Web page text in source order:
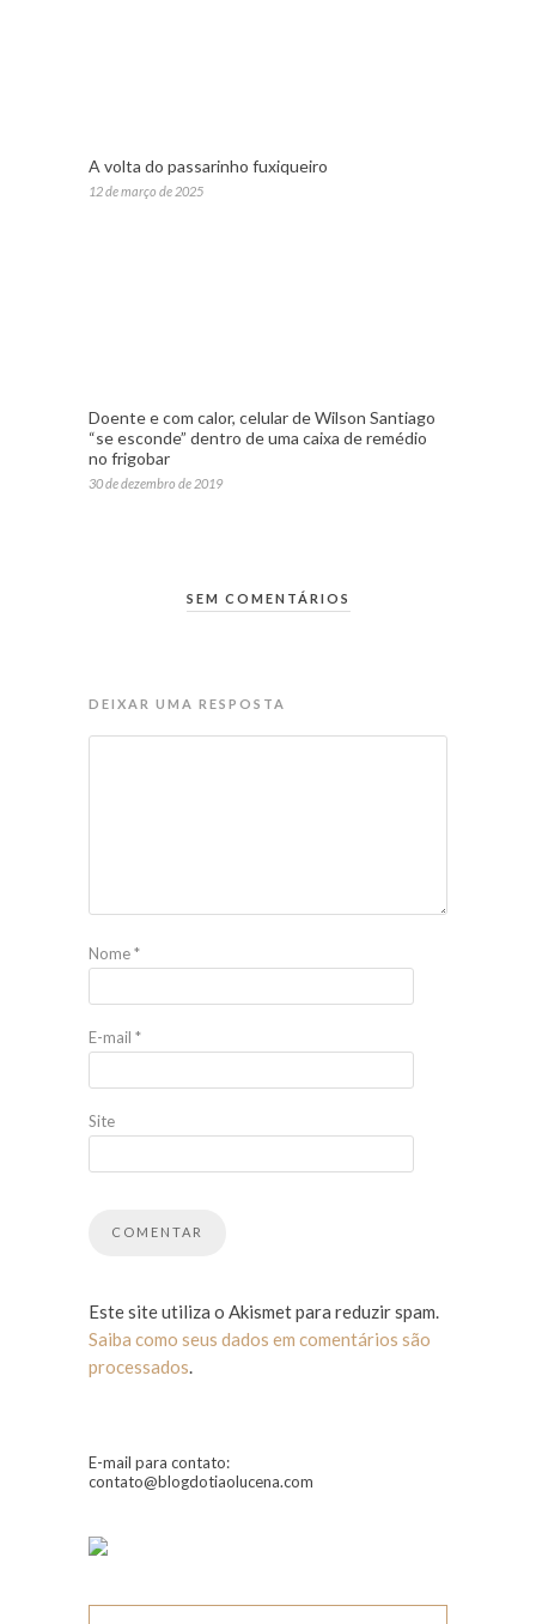
A volta do passarinho fuxiqueiro
12 de março de 2025
Doente e com calor, celular de Wilson Santiago
“se esconde” dentro de uma caixa de remédio
no frigobar
30 de dezembro de 2019
SEM COMENTÁRIOS
DEIXAR UMA RESPOSTA
Nome*
E-mail *
Site
Este site utiliza o Akismet para reduzir spam.
Saiba como seus dados em comentários são
processados.
E-mail para contato:
contato@blogdotiaolucena.com